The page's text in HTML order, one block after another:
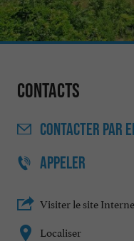
Contacts
CONTACTER PAR
APPELER
Visiter le site
Localiser